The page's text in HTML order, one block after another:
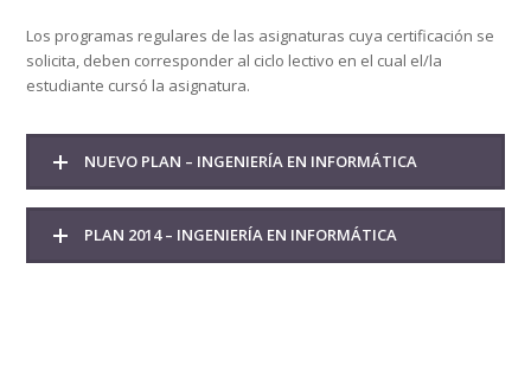
Los programas regulares de las asignaturas cuya certificación se
solicita, deben corresponder al ciclo lectivo en el cual el/la
estudiante cursó la asignatura.
NUEVO PLAN – INGENIERÍA EN INFORMÁTICA
PLAN 2014 – INGENIERÍA EN INFORMÁTICA